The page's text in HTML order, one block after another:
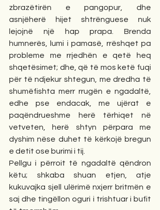
zbrazëtirën e pangopur, dhe
asnjëherë hijet shtrënguese nuk
lejojnë një hap prapa. Brenda
humnerës, lumi i pamasë, rrëshqet pa
probleme me rrjedhën e qetë heq
shqetësimet; dhe, që të mos ketë fuqi
për të ndjekur shtegun, me dredha të
shumëfishta merr rrugën e ngadaltë,
edhe pse endacak, me ujërat e
paqëndrueshme herë tërhiqet në
vetveten, herë shtyn përpara me
dyshim nëse duhet të kërkojë bregun
e detit ose burimi i tij.
Pellgu i përroit të ngadaltë qëndron
këtu; shkaba shuan etjen, atje
kukuvajka sjell ulërimë nxjerr britmën e
saj dhe tingëllon oguri i trishtuar i bufit